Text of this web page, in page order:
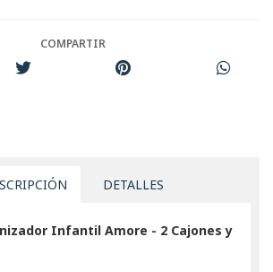
COMPARTIR
DETALLES
Infantil Amore - 2 Cajones y